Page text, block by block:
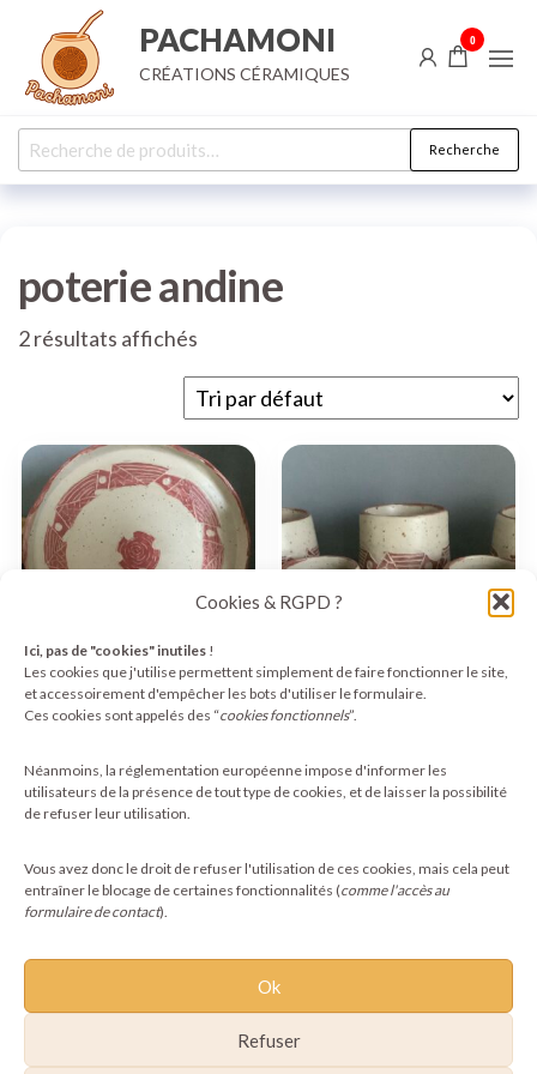
Cookies & RGPD ?
Ici, pas de "cookies" inutiles !
Les cookies que j'utilise permettent simplement de faire fonctionner le site,
et accessoirement d'empêcher les bots d'utiliser le formulaire.
Ces cookies sont appelés des “cookies fonctionnels”.
Néanmoins, la réglementation européenne impose d'informer les
utilisateurs de la présence de tout type de cookies, et de laisser la possibilité
de refuser leur utilisation.
Vous avez donc le droit de refuser l'utilisation de ces cookies, mais cela peut
entraîner le blocage de certaines fonctionnalités (comme l'accès au
formulaire de contact).
Ok
Refuser
contenu
PACHAMONI
CRÉATIONS CÉRAMIQUES
0
Recherche
pour :
Recherche
poterie andine
2 résultats affichés
Assiette ethnique
décor rouge andin –
22,00€
Mugs Pachamama en
10,00€